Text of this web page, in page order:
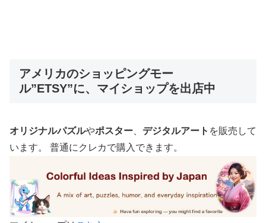
アメリカのショッピングモー
ル”ETSY”に、マイショップを出店中
オリジナルパズルやポスター デジタルアート を販売して
います。 普通にクレカで購入できます。